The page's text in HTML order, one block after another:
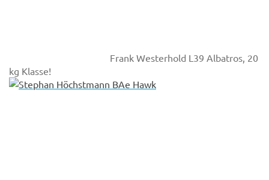
Frank Westerhold L39 Albatros, 20
kg Klasse!